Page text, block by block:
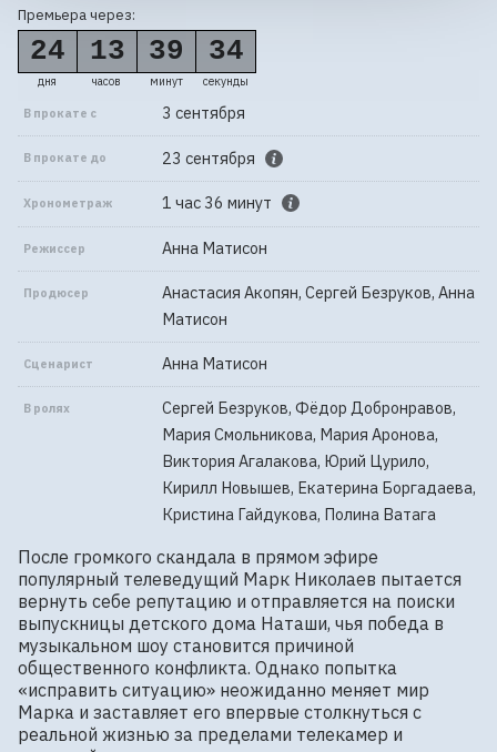
Премьера через:
24
дня
13
часов
39
минут
34
секунды
В прокате с 3 сентября
В прокате до 23 сентября
Хронометраж 1 час 36 минут
Режиссер Анна Матисон
Продюсер
Анастасия Акопян, Сергей Безруков, Анна
Матисон
Сценарист Анна Матисон
В ролях
Сергей Безруков, Фёдор Добронравов,
Мария Смольникова, Мария Аронова,
Виктория Агалакова, Юрий Цурило,
Кирилл Новышев, Екатерина Боргадаева,
Кристина Гайдукова, Полина Ватага
После громкого скандала в прямом эфире
популярный телеведущий Марк Николаев пытается
вернуть себе репутацию и отправляется на поиски
выпускницы детского дома Наташи, чья победа в
музыкальном шоу становится причиной
общественного конфликта. Однако попытка
«исправить ситуацию» неожиданно меняет мир
Марка и заставляет его впервые столкнуться с
реальной жизнью за пределами телекамер и